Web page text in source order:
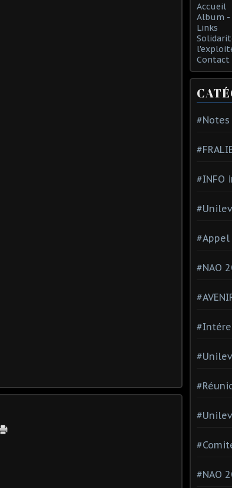
Accueil
Album -
Links
Contact
#INFO
#Appel
#NAO
#NAO